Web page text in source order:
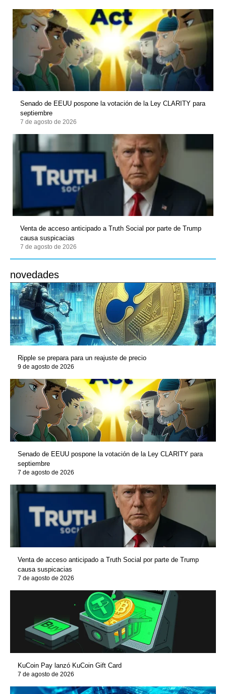
Senado de EEUU pospone la votación de la Ley CLARITY para
septiembre
7 de agosto de 2026
Venta de acceso anticipado a Truth Social por parte de Trump
causa suspicacias
7 de agosto de 2026
novedades
Ripple se prepara para un reajuste de precio
9 de agosto de 2026
Senado de EEUU pospone la votación de la Ley CLARITY para
septiembre
7 de agosto de 2026
Venta de acceso anticipado a Truth Social por parte de Trump
causa suspicacias
7 de agosto de 2026
KuCoin Pay lanzó KuCoin Gift Card
7 de agosto de 2026